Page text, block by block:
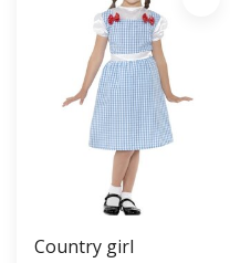
Country girl